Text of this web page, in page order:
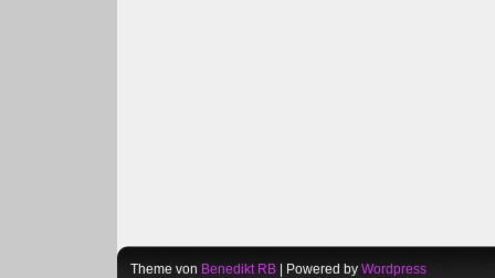
Theme von Benedikt RB | Powered by Wordpress